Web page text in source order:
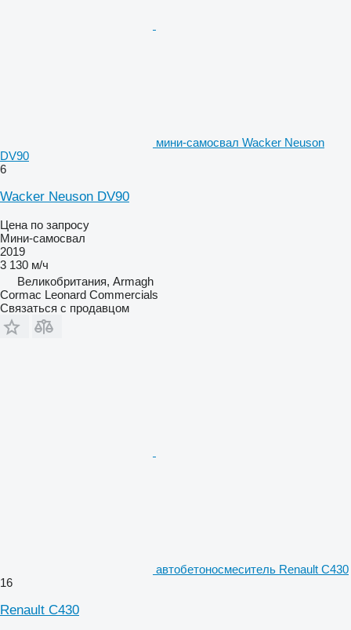
мини-самосвал Wacker Neuson
DV90
6
Wacker Neuson DV90
Цена по запросу
Мини-самосвал
2019
3 130 м/ч
Великобритания, Armagh
Cormac Leonard Commercials
Связаться с продавцом
автобетоносмеситель Renault C430
16
Renault C430